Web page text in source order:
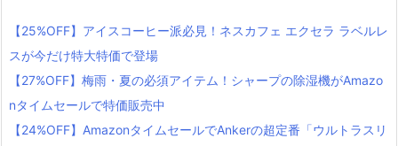
【25%OFF】アイスコーヒー派必見！ネスカフェ エクセラ ラベルレ
スが今だけ特大特価で登場
【27%OFF】梅雨・夏の必須アイテム！シャープの除湿機がAmazo
nタイムセールで特価販売中
【24%OFF】AmazonタイムセールでAnkerの超定番「ウルトラスリ